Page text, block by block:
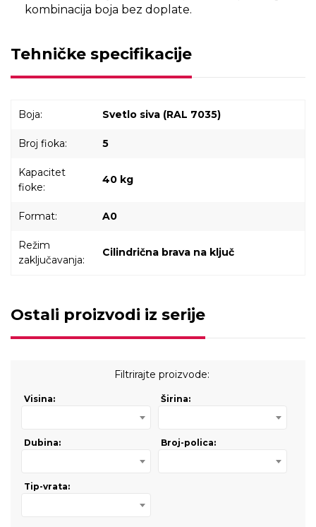
kombinacija boja bez doplate.
Tehničke specifikacije
Boja: Svetlo siva (RAL 7035)
Broj fioka: 5
Kapacitet
fioke:
40 kg
Format: A0
Režim
zaključavanja:
Cilindrična brava na ključ
Ostali proizvodi iz serije
Filtrirajte proizvode:
Visina: Širina:
Dubina: Broj-polica:
Tip-vrata: